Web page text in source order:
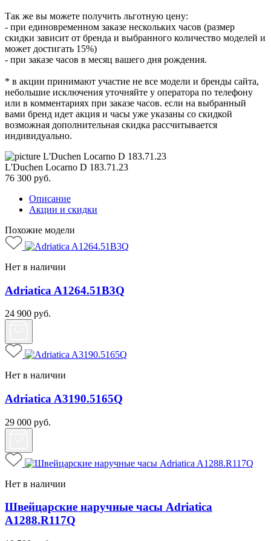
Так же вы можете получить льготную цену:
- при единовременном заказе нескольких часов (размер
скидки зависит от бренда и выбранного количество моделей и
может достигать 15%)
- при заказе часов в месяц вашего дня рождения.
* в акции принимают участие не все модели и бренды сайта,
небольшие исключения уточняйте у оператора по телефону
или в комментариях при заказе часов. если на выбранный
вами бренд идет акция и часы уже указаны со скидкой
возможная дополнительная скидка рассчитывается
индивидуально.
L'Duchen Locarno D 183.71.23
76 300 руб.
Описание
Акции и скидки
Похожие модели
Нет в наличии
Adriatica A1264.51B3Q
24 900 руб.
Нет в наличии
Adriatica A3190.5165Q
29 000 руб.
Нет в наличии
Швейцарские наручные часы Adriatica
A1288.R117Q